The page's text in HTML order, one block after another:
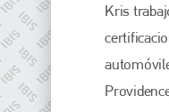
Kris
Plenham Ltd is
Bodyshop. With
is also proud of